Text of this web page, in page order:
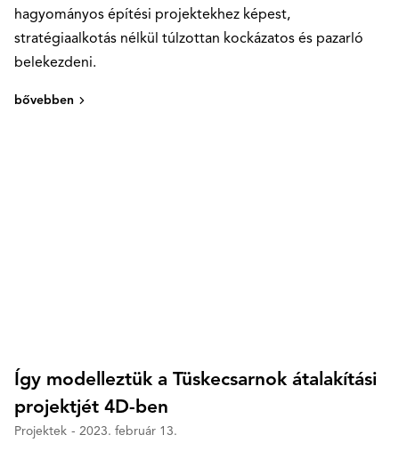
hagyományos építési projektekhez képest,
stratégiaalkotás nélkül túlzottan kockázatos és pazarló
belekezdeni.
bővebben
Így modelleztük a Tüskecsarnok átalakítási
projektjét 4D-ben
Projektek - 2023. február 13.